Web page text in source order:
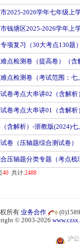
2025-2026学年七年级上
钱塘区2025-2026学年上
项复习（30大考点130题
点检测卷（提高卷）（含
点检测卷（考试范围：
卷考点大串讲02（含解析
卷考点大串讲01（含解析
含解析）-浙教版(2024)七
卷（压轴题综合测试卷
压轴题分类专题（考点
40 共计:2488
所有 业务合作
© 2003-2026
沪公